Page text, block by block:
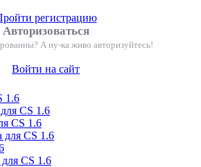
регистрацию
Авторизоваться
А ну-ка живо авторизуйтесь!
Войти на сайт
1.6
CS 1.6
CS 1.6
для CS 1.6
CS 1.6